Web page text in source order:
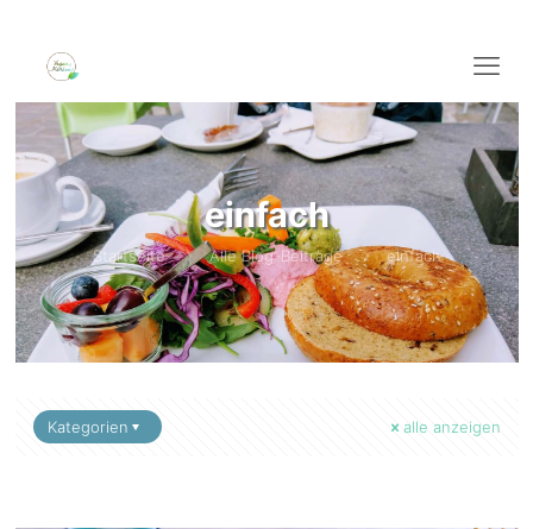
einfach
Startseite Alle Blog-Beiträge einfach
Kategorien alle anzeigen